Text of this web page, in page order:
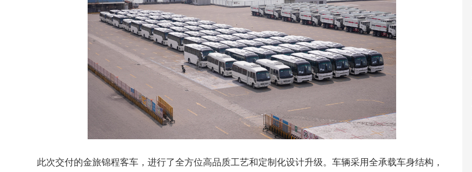
此次交付的金旅锦程客车，进行了全方位高品质工艺和定制化设计升级。车辆采用全承载车身结构，